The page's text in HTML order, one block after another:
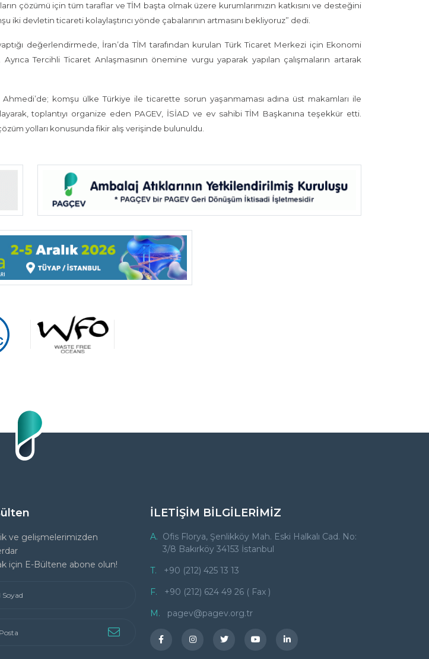
çözümü için tüm taraflar ve TİM başta olmak üzere kurumlarımızın katkısını ve desteğini
iki devletin ticareti kolaylaştırıcı yönde çabalarının artmasını bekliyoruz” dedi.
değerlendirmede, İran’da TİM tarafından kurulan Türk Ticaret Merkezi için Ekonomi
Tercihli Ticaret Anlaşmasının önemine vurgu yaparak yapılan çalışmaların artarak
komşu ülke Türkiye ile ticarette sorun yaşanmaması adına üst makamları ile
toplantıyı organize eden PAGEV, İSİAD ve ev sahibi TİM Başkanına teşekkür etti.
yolları konusunda fikir alış verişinde bulunuldu.
ve gelişmelerimizden
için E-Bültene abone olun!
İLETİŞİM BİLGİLERİMİZ
A. Ofis Florya, Şenlikköy Mah. Eski Halkalı Cad. No:
3/8 Bakırköy 34153 İstanbul
T.
+90 (212) 425 13 13
F.
+90 (212) 624 49 26 ( Fax )
M.
pagev@pagev.org.tr